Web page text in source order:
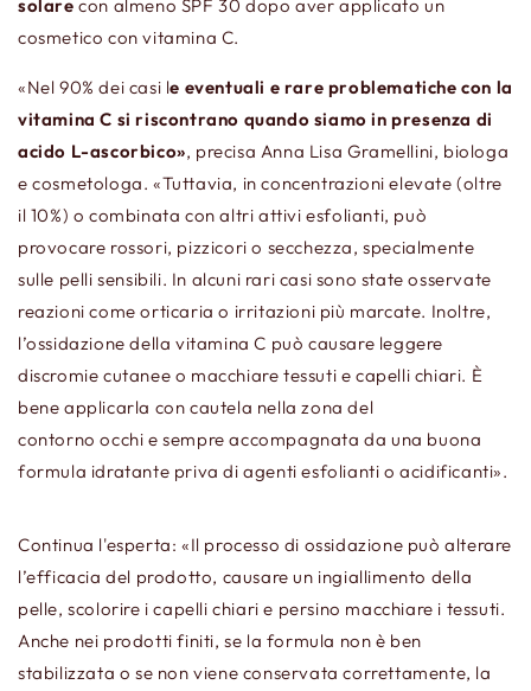
solare con almeno SPF 30 dopo aver applicato un
cosmetico con vitamina C.
«Nel 90% dei casi le eventuali e rare problematiche con la
vitamina C si riscontrano quando siamo in presenza di
acido L-ascorbico», precisa Anna Lisa Gramellini, biologa
e cosmetologa. «Tuttavia, in concentrazioni elevate (oltre
il 10%) o combinata con altri attivi esfolianti, può
provocare rossori, pizzicori o secchezza, specialmente
sulle pelli sensibili. In alcuni rari casi sono state osservate
reazioni come orticaria o irritazioni più marcate. Inoltre,
l’ossidazione della vitamina C può causare leggere
discromie cutanee o macchiare tessuti e capelli chiari. È
bene applicarla con cautela nella zona del
contorno occhi e sempre accompagnata da una buona
formula idratante priva di agenti esfolianti o acidificanti».
Continua l'esperta: «Il processo di ossidazione può alterare
l’efficacia del prodotto, causare un ingiallimento della
pelle, scolorire i capelli chiari e persino macchiare i tessuti.
Anche nei prodotti finiti, se la formula non è ben
stabilizzata o se non viene conservata correttamente, la